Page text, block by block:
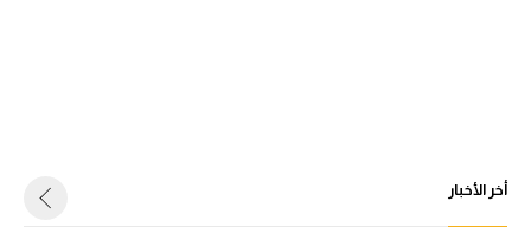
أخر الأخبار